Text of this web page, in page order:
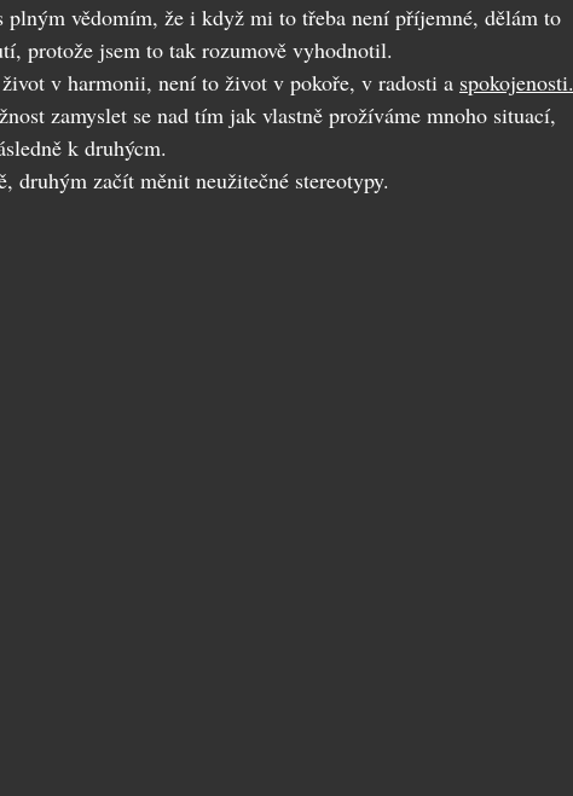
plným vědomím, že i když mi to třeba není příjemné, dělám to
protože jsem to tak rozumově vyhodnotil.
v harmonii, není to život v pokoře, v radosti a spokojenosti.
zamyslet se nad tím jak vlastně prožíváme mnoho situací,
k druhýcm.
druhým začít měnit neužitečné stereotypy.